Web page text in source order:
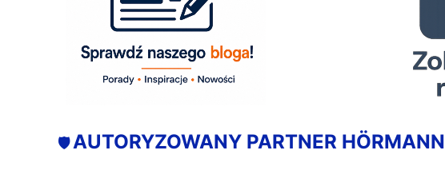
🛡️AUTORYZOWANY PARTNER HÖRMANN